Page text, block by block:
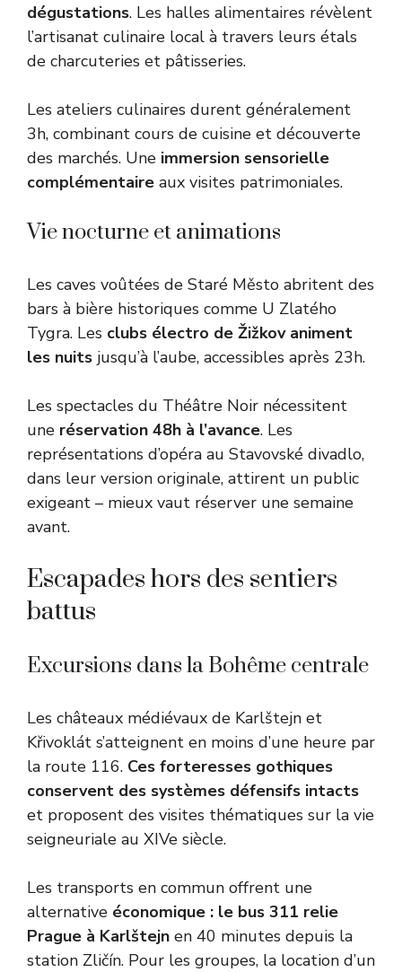
dégustations. Les halles alimentaires révèlent
l’artisanat culinaire local à travers leurs étals
de charcuteries et pâtisseries.
Les ateliers culinaires durent généralement
3h, combinant cours de cuisine et découverte
des marchés. Une immersion sensorielle
complémentaire aux visites patrimoniales.
Vie nocturne et animations
Les caves voûtées de Staré Město abritent des
bars à bière historiques comme U Zlatého
Tygra. Les clubs électro de Žižkov animent
les nuits jusqu’à l’aube, accessibles après 23h.
Les spectacles du Théâtre Noir nécessitent
une réservation 48h à l’avance. Les
représentations d’opéra au Stavovské divadlo,
dans leur version originale, attirent un public
exigeant – mieux vaut réserver une semaine
avant.
Escapades hors des sentiers
battus
Excursions dans la Bohême centrale
Les châteaux médiévaux de Karlštejn et
Křivoklát s’atteignent en moins d’une heure par
la route 116. Ces forteresses gothiques
conservent des systèmes défensifs intacts
et proposent des visites thématiques sur la vie
seigneuriale au XIVe siècle.
Les transports en commun offrent une
alternative économique : le bus 311 relie
Prague à Karlštejn en 40 minutes depuis la
station Zličín. Pour les groupes, la location d’un